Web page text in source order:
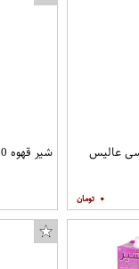
۰
شیر قهوه 200 سی سی عالیس